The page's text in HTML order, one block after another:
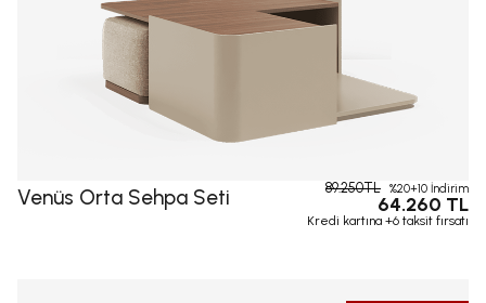
Venüs Orta Sehpa Seti 89.250TL %20+10 İndirim
64.260 TL
Kredi kartına +6 taksit fırsatı